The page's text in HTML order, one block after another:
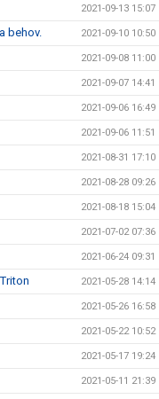
2021-09-13 15:07
behov. 2021-09-10 10:50
2021-09-08 11:00
2021-09-07 14:41
2021-09-06 16:49
2021-09-06 11:51
2021-08-31 17:10
2021-08-28 09:26
2021-08-18 15:04
2021-07-02 07:36
2021-06-24 09:31
2021-05-28 14:14
2021-05-26 16:58
2021-05-22 10:52
2021-05-17 19:24
2021-05-11 21:39